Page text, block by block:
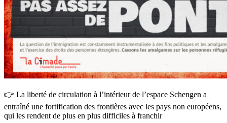
👉 La liberté de circulation à l’intérieur de l’espace Schengen a
entraîné une fortification des frontières avec les pays non européens,
qui les rendent de plus en plus difficiles à franchir